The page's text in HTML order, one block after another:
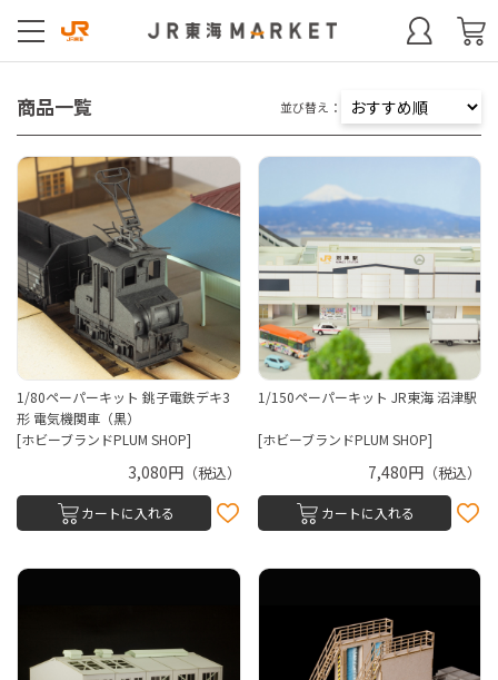
商品一覧 並び替え：
1/80ペーパーキット 銚子電鉄デキ3
形 電気機関車（黒）
[ホビーブランドPLUM SHOP]
3,080円（税込）
カートに入れる
1/150ペーパーキット JR東海 沼津駅
[ホビーブランドPLUM SHOP]
7,480円 （税込）
カートに入れる